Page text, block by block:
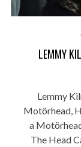
LEMMY
Lemmy
Motörhead,
a
The Head